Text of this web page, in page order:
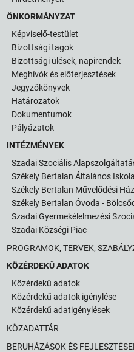
ÖNKORMÁNYZAT
Képviselő-testület
Bizottsági tagok
Bizottsági ülések, napirendek
Meghívók és előterjesztések
Jegyzőkönyvek
Határozatok
Dokumentumok
Pályázatok
INTÉZMÉNYEK
Szadai Szociális
Székely Bertalan Általános Iskola
Székely Bertalan Művelődési
Székely Bertalan Óvoda -
Szadai Gyermekélelmezési
Szadai Községi Piac
PROGRAMOK, TERVEK,
KÖZÉRDEKŰ ADATOK
Közérdekű adatok
Közérdekű adatok igénylése
Közérdekű adatigénylések
KÖZADATTÁR
BERUHÁZÁSOK ÉS